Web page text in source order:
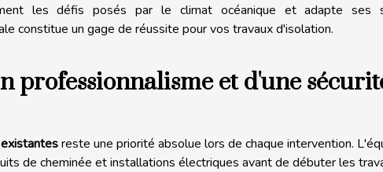
les défis posés par le climat océanique et adapte ses
constitue un gage de réussite pour vos travaux d'isolation.
professionnalisme et d'une
reste une priorité absolue lors de chaque intervention.
de cheminée et installations électriques avant de débuter les